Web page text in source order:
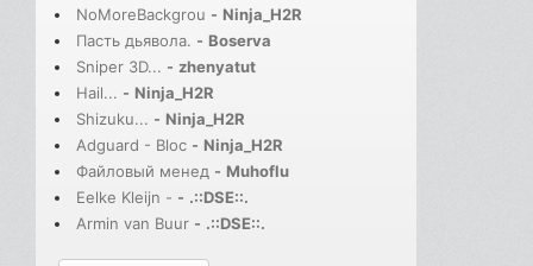
NoMoreBackgrou - Ninja_H2R
Пасть дьявола. - Boserva
Sniper 3D... - zhenyatut
Hail... - Ninja_H2R
Shizuku... - Ninja_H2R
Adguard - Bloc - Ninja_H2R
Файловый менед - Muhoflu
Eelke Kleijn - - .::DSE::.
Armin van Buur - .::DSE::.